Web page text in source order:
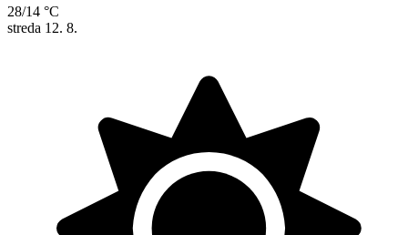
28/14 °C
streda 12. 8.